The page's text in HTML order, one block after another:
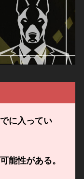
に入ってい
能性がある。